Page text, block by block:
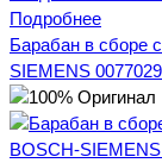
Подробнее
Барабан в сборе
SIEMENS